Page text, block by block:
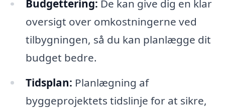
Budgettering: De kan give dig en klar
oversigt over omkostningerne ved
tilbygningen, så du kan planlægge dit
budget bedre.
Tidsplan: Planlægning af
byggeprojektets tidslinje for at sikre,